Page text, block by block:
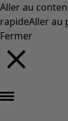
Aller au
rapideAller au
Fermer